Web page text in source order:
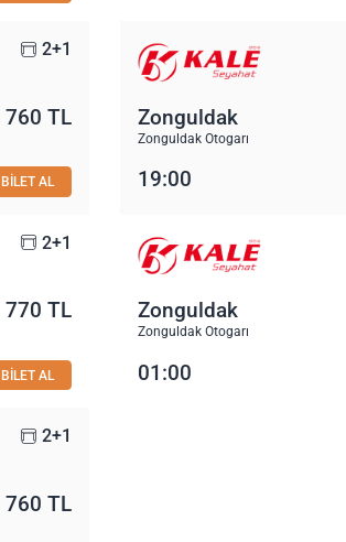
2+1
760 TL
BİLET AL
Zonguldak
Zonguldak Otogarı
19:00
2+1
770 TL
BİLET AL
Zonguldak
Zonguldak Otogarı
01:00
2+1
760 TL